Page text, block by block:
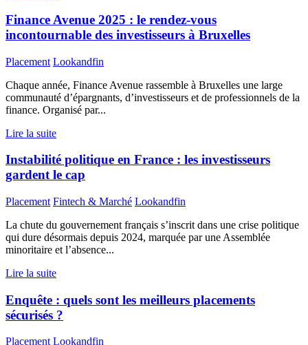
Finance Avenue 2025 : le rendez-vous
incontournable des investisseurs à Bruxelles
Placement Lookandfin
Chaque année, Finance Avenue rassemble à Bruxelles une large
communauté d’épargnants, d’investisseurs et de professionnels de la
finance. Organisé par...
Lire la suite
Instabilité politique en France : les investisseurs
gardent le cap
Placement Fintech & Marché Lookandfin
La chute du gouvernement français s’inscrit dans une crise politique
qui dure désormais depuis 2024, marquée par une Assemblée
minoritaire et l’absence...
Lire la suite
Enquête : quels sont les meilleurs placements
sécurisés ?
Placement Lookandfin